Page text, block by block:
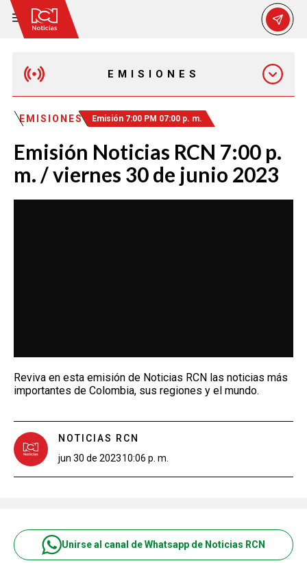
EMISIONES
EMISIÓN 12:30 PM
EMISIÓN 7:00 PM
EMISIONES Emisión 7:00 PM 07:00 p. m.
Emisión Noticias RCN 7:00 p.
m. / viernes 30 de junio 2023
Reviva en esta emisión de Noticias RCN las noticias más
importantes de Colombia, sus regiones y el mundo.
NOTICIAS RCN
jun 30 de 202310:06 p. m.
Unirse al canal de Whatsapp de Noticias RCN